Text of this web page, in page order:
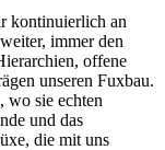
kontinuierlich an
immer den
offene
unseren Fuxbau.
wo sie echten
und das
die mit uns